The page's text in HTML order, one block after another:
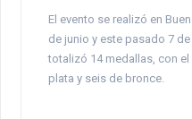
El evento se realizó en
de junio y este pasado 7
totalizó 14 medallas, con
plata y seis de bronce.